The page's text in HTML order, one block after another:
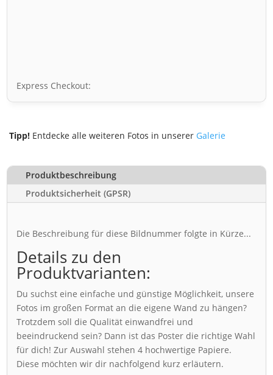
Express Checkout:
Tipp! Entdecke alle weiteren Fotos in unserer Galerie
Produktbeschreibung
Produktsicherheit (GPSR)
Die Beschreibung für diese Bildnummer folgte in Kürze...
Details zu den
Produktvarianten:
Du suchst eine einfache und günstige Möglichkeit, unsere
Fotos im großen Format an die eigene Wand zu hängen?
Trotzdem soll die Qualität einwandfrei und
beeindruckend sein? Dann ist das Poster die richtige Wahl
für dich! Zur Auswahl stehen 4 hochwertige Papiere.
Diese möchten wir dir nachfolgend kurz erläutern.